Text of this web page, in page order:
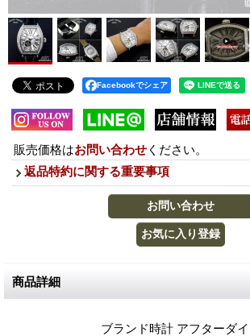
Facebookでシェア
販売価格はお問い合わせ ください。
返品特約に関する重要事項
商品詳細
ブランド時計 アフターダ